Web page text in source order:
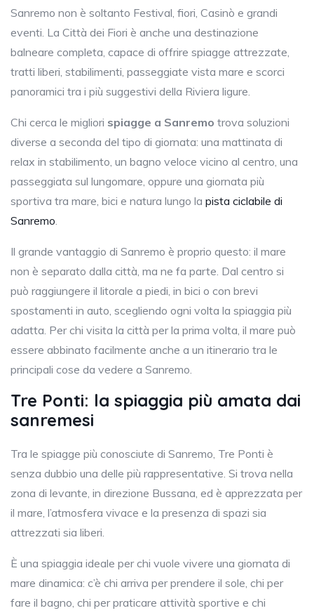
Sanremo non è soltanto Festival, fiori, Casinò e grandi
eventi. La Città dei Fiori è anche una destinazione
balneare completa, capace di offrire spiagge attrezzate,
tratti liberi, stabilimenti, passeggiate vista mare e scorci
panoramici tra i più suggestivi della Riviera ligure.
Chi cerca le migliori spiagge a Sanremo trova soluzioni
diverse a seconda del tipo di giornata: una mattinata di
relax in stabilimento, un bagno veloce vicino al centro, una
passeggiata sul lungomare, oppure una giornata più
sportiva tra mare, bici e natura lungo la pista ciclabile di
Sanremo.
Il grande vantaggio di Sanremo è proprio questo: il mare
non è separato dalla città, ma ne fa parte. Dal centro si
può raggiungere il litorale a piedi, in bici o con brevi
spostamenti in auto, scegliendo ogni volta la spiaggia più
adatta. Per chi visita la città per la prima volta, il mare può
essere abbinato facilmente anche a un itinerario tra le
principali cose da vedere a Sanremo.
Tre Ponti: la spiaggia più amata dai
sanremesi
Tra le spiagge più conosciute di Sanremo, Tre Ponti è
senza dubbio una delle più rappresentative. Si trova nella
zona di levante, in direzione Bussana, ed è apprezzata per
il mare, l’atmosfera vivace e la presenza di spazi sia
attrezzati sia liberi.
È una spiaggia ideale per chi vuole vivere una giornata di
mare dinamica: c’è chi arriva per prendere il sole, chi per
fare il bagno, chi per praticare attività sportive e chi